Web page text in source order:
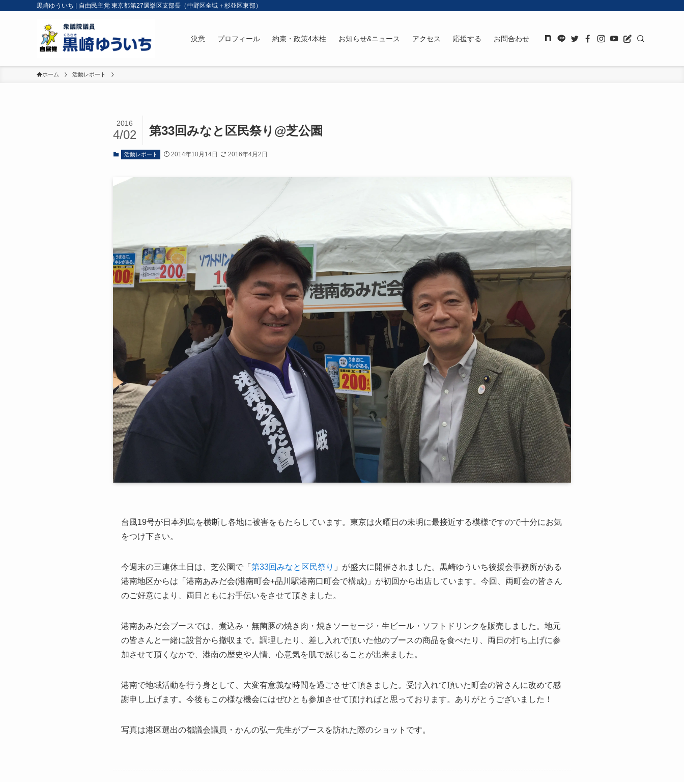
黒崎ゆういち | 自由民主党 東京都第27選挙区支部長（中野区全域＋杉並区東部）
決意 プロフィール 約束・政策4本柱 お知らせ&ニュース アクセス 応援する お問合わせ
ホーム 活動レポート
第33回みなと区民祭り@芝公園
2016
4/02
活動レポート 2014年10月14日 2016年4月2日
台風19号が日本列島を横断し各地に被害をもたらしています。東京は火曜日の未明に最接近する模様ですので十分にお気
をつけ下さい。
今週末の三連休土日は、芝公園で「 第33回みなと区民祭り 」が盛大に開催されました。黒崎ゆういち後援会事務所がある
港南地区からは「港南あみだ会(港南町会+品川駅港南口町会で構成)」が初回から出店しています。今回、両町会の皆さん
のご好意により、両日ともにお手伝いをさせて頂きました。
港南あみだ会ブースでは、煮込み・無菌豚の焼き肉・焼きソーセージ・生ビール・ソフトドリンクを販売しました。地元
の皆さんと一緒に設営から撤収まで。調理したり、差し入れで頂いた他のブースの商品を食べたり、両日の打ち上げに参
加させて頂くなかで、港南の歴史や人情、心意気を肌で感じることが出来ました。
港南で地域活動を行う身として、大変有意義な時間を過ごさせて頂きました。受け入れて頂いた町会の皆さんに改めて感
謝申し上げます。今後もこの様な機会にはぜひとも参加させて頂ければと思っております。ありがとうございました！
写真は港区選出の都議会議員・かんの弘一先生がブースを訪れた際のショットです。